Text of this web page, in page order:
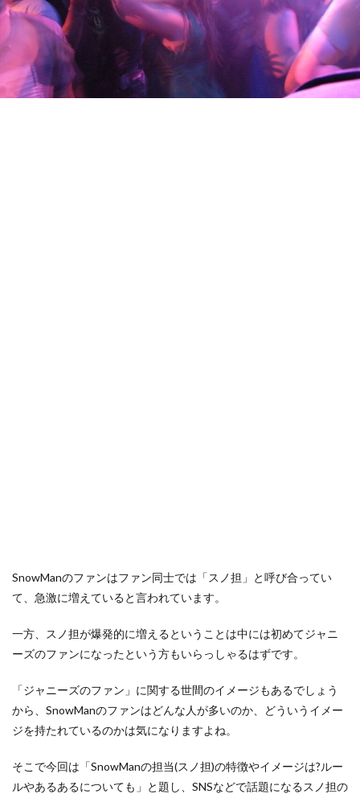
SnowManのファンはファン同士では「スノ担」と呼び合ってい
て、急激に増えていると言われています。
一方、スノ担が爆発的に増えるということは中には初めてジャニ
ーズのファンになったという方もいらっしゃるはずです。
「ジャニーズのファン」に関する世間のイメージもあるでしょう
から、SnowManのファンはどんな人が多いのか、どういうイメー
ジを持たれているのかは気になりますよね。
そこで今回は「SnowManの担当(スノ担)の特徴やイメージは?ルー
ルやあるあるについても」と題し、SNSなどで話題になるスノ担の